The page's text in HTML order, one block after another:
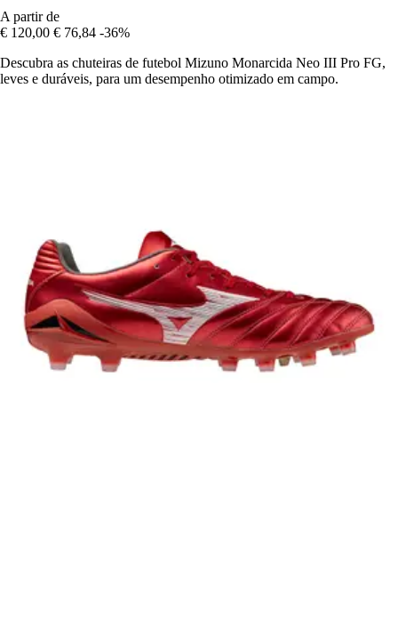
A partir de
€ 120,00 € 76,84 -36%
Descubra as chuteiras de futebol Mizuno Monarcida Neo III Pro FG,
leves e duráveis, para um desempenho otimizado em campo.